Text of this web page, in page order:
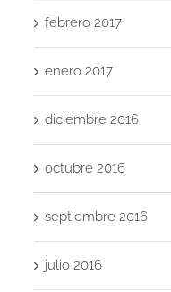
febrero 2017
enero 2017
diciembre 2016
octubre 2016
septiembre 2016
julio 2016